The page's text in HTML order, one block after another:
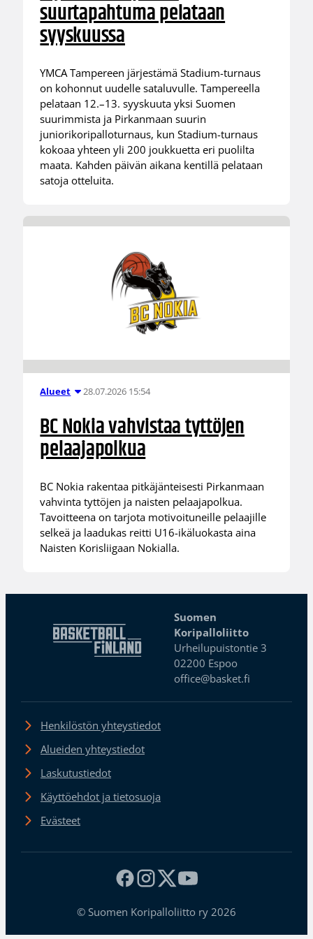
suurtapahtuma pelataan
syyskuussa
YMCA Tampereen järjestämä Stadium-turnaus
on kohonnut uudelle sataluvulle. Tampereella
pelataan 12.–13. syyskuuta yksi Suomen
suurimmista ja Pirkanmaan suurin
juniorikoripalloturnaus, kun Stadium-turnaus
kokoaa yhteen yli 200 joukkuetta eri puolilta
maata. Kahden päivän aikana kentillä pelataan
satoja otteluita.
Alueet 28.07.2026 15:54
BC Nokia vahvistaa tyttöjen
pelaajapolkua
BC Nokia rakentaa pitkäjänteisesti Pirkanmaan
vahvinta tyttöjen ja naisten pelaajapolkua.
Tavoitteena on tarjota motivoituneille pelaajille
selkeä ja laadukas reitti U16-ikäluokasta aina
Naisten Korisliigaan Nokialla.
Suomen
Koripalloliitto
Urheilupuistontie 3
02200 Espoo
office@basket.fi
Henkilöstön yhteystiedot
Alueiden yhteystiedot
Laskutustiedot
Käyttöehdot ja tietosuoja
Evästeet
© Suomen Koripalloliitto ry 2026